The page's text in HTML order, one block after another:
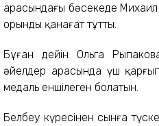
арасындағы бәсекеде Михаил
орынды қанағат тұтты.
Бұған дейін Ольга
әйелдер арасында үш
медаль еншілеген болатын.
Белбеу күресінен сынға